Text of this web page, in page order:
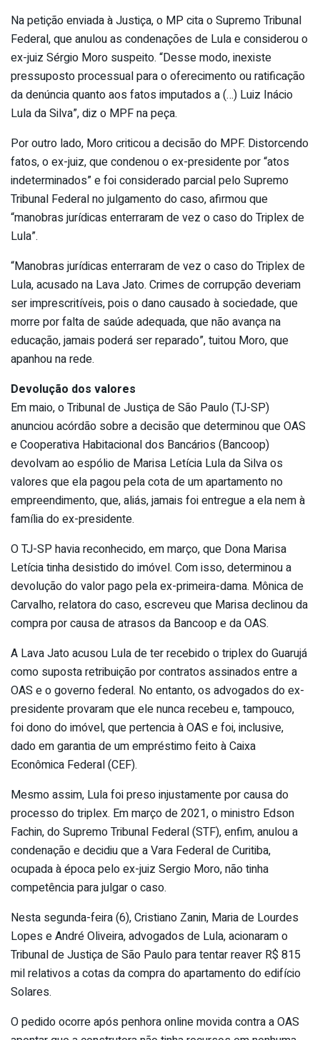
Na petição enviada à Justiça, o MP cita o Supremo Tribunal
Federal, que anulou as condenações de Lula e considerou o
ex-juiz Sérgio Moro suspeito. “Desse modo, inexiste
pressuposto processual para o oferecimento ou ratificação
da denúncia quanto aos fatos imputados a (…) Luiz Inácio
Lula da Silva”, diz o MPF na peça.
Por outro lado, Moro criticou a decisão do MPF. Distorcendo
fatos, o ex-juiz, que condenou o ex-presidente por “atos
indeterminados” e foi considerado parcial pelo Supremo
Tribunal Federal no julgamento do caso, afirmou que
“manobras jurídicas enterraram de vez o caso do Triplex de
Lula”.
“Manobras jurídicas enterraram de vez o caso do Triplex de
Lula, acusado na Lava Jato. Crimes de corrupção deveriam
ser imprescritíveis, pois o dano causado à sociedade, que
morre por falta de saúde adequada, que não avança na
educação, jamais poderá ser reparado”, tuitou Moro, que
apanhou na rede.
Devolução dos valores
Em maio, o Tribunal de Justiça de São Paulo (TJ-SP)
anunciou acórdão sobre a decisão que determinou que OAS
e Cooperativa Habitacional dos Bancários (Bancoop)
devolvam ao espólio de Marisa Letícia Lula da Silva os
valores que ela pagou pela cota de um apartamento no
empreendimento, que, aliás, jamais foi entregue a ela nem à
família do ex-presidente.
O TJ-SP havia reconhecido, em março, que Dona Marisa
Letícia tinha desistido do imóvel. Com isso, determinou a
devolução do valor pago pela ex-primeira-dama. Mônica de
Carvalho, relatora do caso, escreveu que Marisa declinou da
compra por causa de atrasos da Bancoop e da OAS.
A Lava Jato acusou Lula de ter recebido o triplex do Guarujá
como suposta retribuição por contratos assinados entre a
OAS e o governo federal. No entanto, os advogados do ex-
presidente provaram que ele nunca recebeu e, tampouco,
foi dono do imóvel, que pertencia à OAS e foi, inclusive,
dado em garantia de um empréstimo feito à Caixa
Econômica Federal (CEF).
Mesmo assim, Lula foi preso injustamente por causa do
processo do triplex. Em março de 2021, o ministro Edson
Fachin, do Supremo Tribunal Federal (STF), enfim, anulou a
condenação e decidiu que a Vara Federal de Curitiba,
ocupada à época pelo ex-juiz Sergio Moro, não tinha
competência para julgar o caso.
Nesta segunda-feira (6), Cristiano Zanin, Maria de Lourdes
Lopes e André Oliveira, advogados de Lula, acionaram o
Tribunal de Justiça de São Paulo para tentar reaver R$ 815
mil relativos a cotas da compra do apartamento do edifício
Solares.
O pedido ocorre após penhora online movida contra a OAS